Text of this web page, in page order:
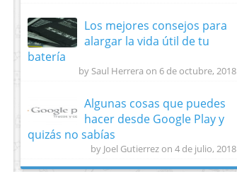
Los mejores consejos para
alargar la vida útil de tu
batería
by Saul Herrera on 6 de octubre, 2018
Algunas cosas que puedes
hacer desde Google Play y
quizás no sabías
by Joel Gutierrez on 4 de julio, 2018